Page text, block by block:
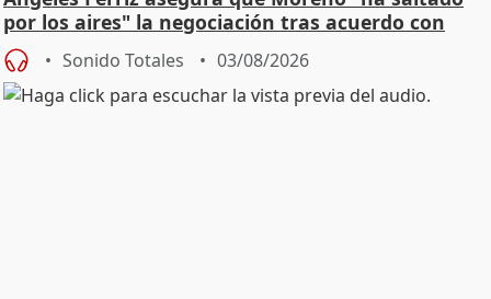
por los aires" la negociación tras acuerdo con
SMA
Sonido Totales 03/08/2026